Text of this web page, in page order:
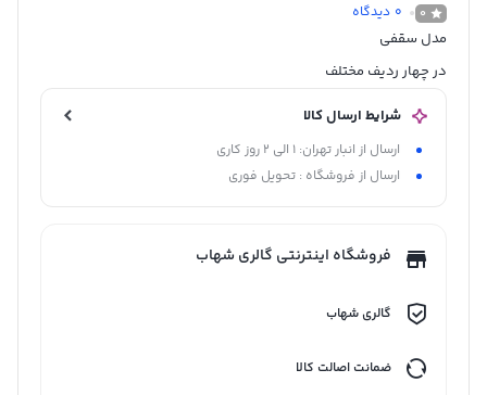
0
0 دیدگاه
مدل سقفی
در چهار ردیف مختلف
شرایط ارسال کالا
ارسال از انبار تهران: 1 الی 2 روز کاری
ارسال از فروشگاه : تحویل فوری
فروشگاه اینترنتی گالری شهاب
گالری شهاب
ضمانت اصالت کالا